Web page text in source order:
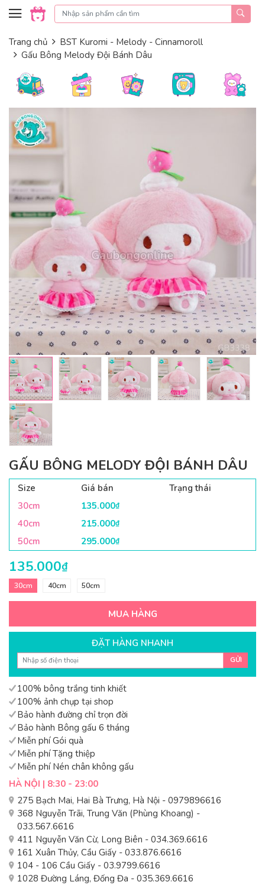
Skip to content
Trang chủ
BST Kuromi - Melody - Cinnamoroll
Gấu Bông Melody Đội Bánh Dâu
GẤU BÔNG MELODY ĐỘI BÁNH DÂU
Size Giá bán
Trạng thái
30cm
135.000₫
40cm 215.000₫
50cm 295.000₫
135.000₫
30cm 40cm 50cm
MUA HÀNG
ĐẶT HÀNG NHANH
GỬI
100% bông trắng tinh khiết
100% ảnh chụp tại shop
Bảo hành đường chỉ trọn đời
Bảo hành Bông gấu 6 tháng
Miễn phí Gói quà
Miễn phí Tặng thiệp
Miễn phí Nén chân không gấu
HÀ NỘI | 8:30 - 23:00
275 Bạch Mai, Hai Bà Trưng, Hà Nội - 0979896616
368 Nguyễn Trãi, Trung Văn (Phùng Khoang) -
033.567.6616
411 Nguyễn Văn Cừ, Long Biên - 034.369.6616
161 Xuân Thủy, Cầu Giấy - 033.876.6616
104 - 106 Cầu Giấy - 03.9799.6616
1028 Đường Láng, Đống Đa - 035.369.6616